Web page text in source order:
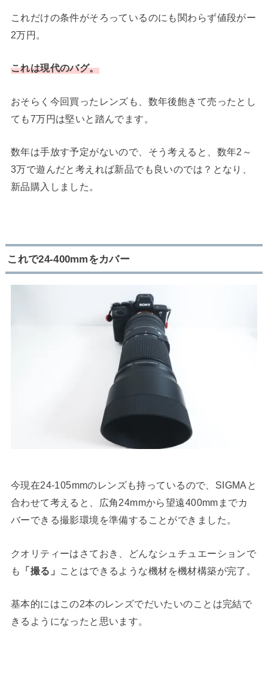
これだけの条件がそろっているのにも関わらず値段がー
2万円。
これは現代のバグ。
おそらく今回買ったレンズも、数年後飽きて売ったとし
ても7万円は堅いと踏んでます。
数年は手放す予定がないので、そう考えると、数年2～
3万で遊んだと考えれば新品でも良いのでは？となり、
新品購入しました。
これで24-400mmをカバー
今現在24-105mmのレンズも持っているので、SIGMAと
合わせて考えると、広角24mmから望遠400mmまでカ
バーできる撮影環境を準備することができました。
クオリティーはさておき、どんなシュチュエーションで
も
「撮る」 ことはできるような機材を機材構築が完了。
基本的にはこの2本のレンズでだいたいのことは完結で
きるようになったと思います。